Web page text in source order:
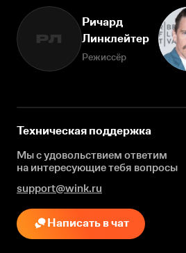
РЛ
Ричард
Линклейтер
Режиссёр
Техническая поддержка
Мы с удовольствием ответим
на интересующиетебя вопросы
support@wink.ru
Написать в чат